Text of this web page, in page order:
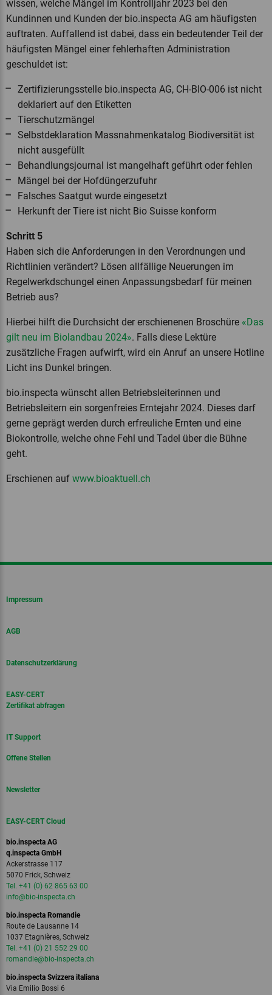
wissen, welche Mängel im Kontrolljahr 2023 bei den
Kundinnen und Kunden der bio.inspecta AG am häufigsten
auftraten. Auffallend ist dabei, dass ein bedeutender Teil der
häufigsten Mängel einer fehlerhaften Administration
geschuldet ist:
Zertifizierungsstelle bio.inspecta AG, CH-BIO-006 ist nicht
deklariert auf den Etiketten
Tierschutzmängel
Selbstdeklaration Massnahmenkatalog Biodiversität ist
nicht ausgefüllt
Behandlungsjournal ist mangelhaft geführt oder fehlen
Mängel bei der Hofdüngerzufuhr
Falsches Saatgut wurde eingesetzt
Herkunft der Tiere ist nicht Bio Suisse konform
Schritt 5
Haben sich die Anforderungen in den Verordnungen und
Richtlinien verändert? Lösen allfällige Neuerungen im
Regelwerkdschungel einen Anpassungsbedarf für meinen
Betrieb aus?
Hierbei hilft die Durchsicht der erschienenen Broschüre «Das
gilt neu im Biolandbau 2024». Falls diese Lektüre
zusätzliche Fragen aufwirft, wird ein Anruf an unsere Hotline
Licht ins Dunkel bringen.
bio.inspecta wünscht allen Betriebsleiterinnen und
Betriebsleitern ein sorgenfreies Erntejahr 2024. Dieses darf
gerne geprägt werden durch erfreuliche Ernten und eine
Biokontrolle, welche ohne Fehl und Tadel über die Bühne
geht.
Erschienen auf www.bioaktuell.ch
Impressum
AGB
Datenschutzerklärung
EASY-CERT
Zertifikat abfragen
IT Support
Offene Stellen
Newsletter
EASY-CERT Cloud
bio.inspecta AG
q.inspecta GmbH
Ackerstrasse 117
5070 Frick, Schweiz
Tel. +41 (0) 62 865 63 00
info@bio-inspecta.ch
bio.inspecta Romandie
Route de Lausanne 14
1037 Etagnières, Schweiz
Tel. +41 (0) 21 552 29 00
romandie@bio-inspecta.ch
bio.inspecta Svizzera italiana
Via Emilio Bossi 6